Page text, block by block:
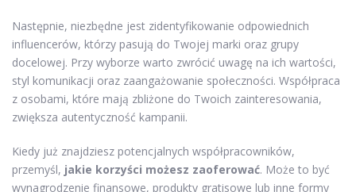
Następnie, niezbędne jest zidentyfikowanie odpowiednich
influencerów, którzy pasują do Twojej marki oraz grupy
docelowej. Przy wyborze warto zwrócić uwagę na ich wartości,
styl komunikacji oraz zaangażowanie społeczności. Współpraca
z osobami, które mają zbliżone do Twoich zainteresowania,
zwiększa autentyczność kampanii.
Kiedy już znajdziesz potencjalnych współpracowników,
przemyśl, jakie korzyści możesz zaoferować. Może to być
wynagrodzenie finansowe, produkty gratisowe lub inne formy